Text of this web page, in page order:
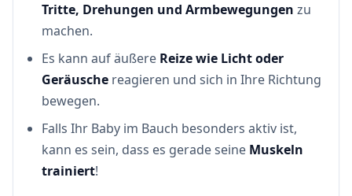
Tritte, Drehungen und Armbewegungen zu
machen.
Es kann auf äußere Reize wie Licht oder
Geräusche reagieren und sich in Ihre Richtung
bewegen.
Falls Ihr Baby im Bauch besonders aktiv ist,
kann es sein, dass es gerade seine Muskeln
trainiert!